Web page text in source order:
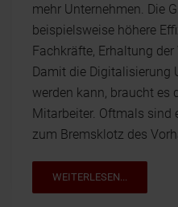
mehr Unternehmen. Die
beispielsweise höhere
Fachkräfte, Erhaltung
Damit die Digitalisierung
werden kann, braucht es
Mitarbeiter. Oftmals sind
zum Bremsklotz des
WEITERLESEN...